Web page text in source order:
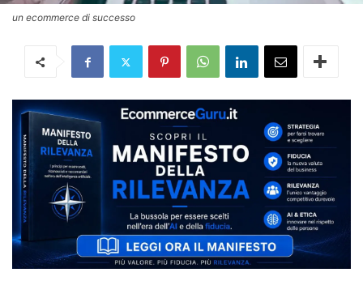
un ecommerce di successo